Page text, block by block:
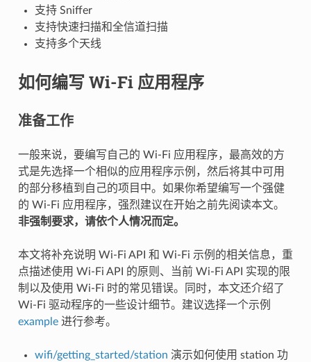
支持 Sniffer
支持快速扫描和全信道扫描
支持多个天线
如何编写 Wi-Fi 应用程序
准备工作
一般来说，要编写自己的 Wi-Fi 应用程序，最高效的方
式是先选择一个相似的应用程序示例，然后将其中可用
的部分移植到自己的项目中。如果你希望编写一个强健
的 Wi-Fi 应用程序，强烈建议在开始之前先阅读本文。
非强制要求，请依个人情况而定。
本文将补充说明 Wi-Fi API 和 Wi-Fi 示例的相关信息，重
点描述使用 Wi-Fi API 的原则、当前 Wi-Fi API 实现的限
制以及使用 Wi-Fi 时的常见错误。同时，本文还介绍了
Wi-Fi 驱动程序的一些设计细节。建议选择一个示例
example 进行参考。
wifi/getting_started/station 演示如何使用 station 功